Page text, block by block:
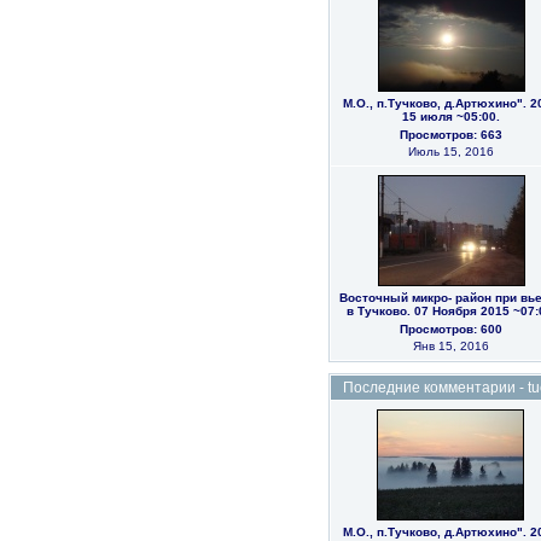
М.О., п.Тучково, д.Артюхино".
15 июля ~05:00.
Просмотров: 663
Июль 15, 2016
Восточный микро- район при
в Тучково. 07 Ноября 2015
Просмотров: 600
Янв 15, 2016
Последние комментарии -
М.О., п.Тучково, д.Артюхино".